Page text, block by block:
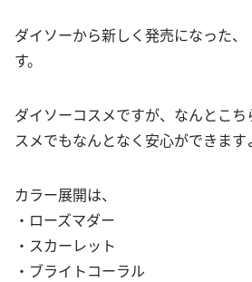
ダイソーから新しく発売になった
す。
ダイソーコスメですが、なんとこ
スメでもなんとなく安心ができます
カラー展開は、
・ローズマダー
・スカーレット
・ブライトコーラル